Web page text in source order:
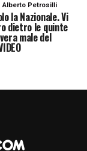
Alberto Petrosilli
la Nazionale. Vi
dietro le quinte
male del